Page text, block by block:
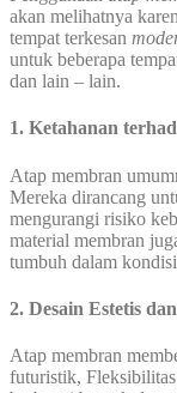
akan melihatnya
tempat terkesan
untuk beberapa
dan lain – lain.
1. Ketahanan
Atap membran
Mereka dirancang
mengurangi risiko
material membran
tumbuh dalam
2. Desain Estetis
Atap membran
futuristik,